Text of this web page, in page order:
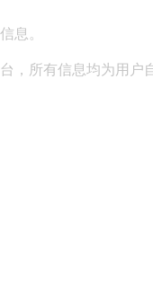
息。
，所有信息均为用户